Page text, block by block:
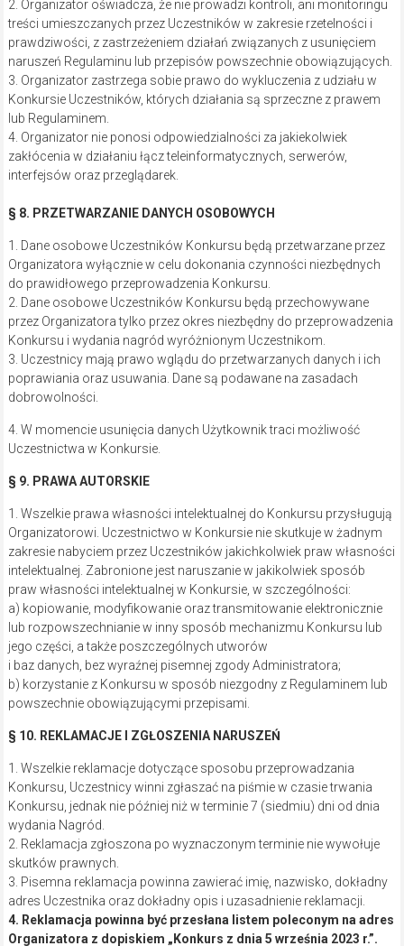
2. Organizator oświadcza, że nie prowadzi kontroli, ani monitoringu
treści umieszczanych przez Uczestników w zakresie rzetelności i
prawdziwości, z zastrzeżeniem działań związanych z usunięciem
naruszeń Regulaminu lub przepisów powszechnie obowiązujących.
3. Organizator zastrzega sobie prawo do wykluczenia z udziału w
Konkursie Uczestników, których działania są sprzeczne z prawem
lub Regulaminem.
4. Organizator nie ponosi odpowiedzialności za jakiekolwiek
zakłócenia w działaniu łącz teleinformatycznych, serwerów,
interfejsów oraz przeglądarek.
§ 8. PRZETWARZANIE DANYCH OSOBOWYCH
1. Dane osobowe Uczestników Konkursu będą przetwarzane przez
Organizatora wyłącznie w celu dokonania czynności niezbędnych
do prawidłowego przeprowadzenia Konkursu.
2. Dane osobowe Uczestników Konkursu będą przechowywane
przez Organizatora tylko przez okres niezbędny do przeprowadzenia
Konkursu i wydania nagród wyróżnionym Uczestnikom.
3. Uczestnicy mają prawo wglądu do przetwarzanych danych i ich
poprawiania oraz usuwania. Dane są podawane na zasadach
dobrowolności.
4. W momencie usunięcia danych Użytkownik traci możliwość
Uczestnictwa w Konkursie.
§ 9. PRAWA AUTORSKIE
1. Wszelkie prawa własności intelektualnej do Konkursu przysługują
Organizatorowi. Uczestnictwo w Konkursie nie skutkuje w żadnym
zakresie nabyciem przez Uczestników jakichkolwiek praw własności
intelektualnej. Zabronione jest naruszanie w jakikolwiek sposób
praw własności intelektualnej w Konkursie, w szczególności:
a) kopiowanie, modyfikowanie oraz transmitowanie elektronicznie
lub rozpowszechnianie w inny sposób mechanizmu Konkursu lub
jego części, a także poszczególnych utworów
i baz danych, bez wyraźnej pisemnej zgody Administratora;
b) korzystanie z Konkursu w sposób niezgodny z Regulaminem lub
powszechnie obowiązującymi przepisami.
§ 10. REKLAMACJE I ZGŁOSZENIA NARUSZEŃ
1. Wszelkie reklamacje dotyczące sposobu przeprowadzania
Konkursu, Uczestnicy winni zgłaszać na piśmie w czasie trwania
Konkursu, jednak nie później niż w terminie 7 (siedmiu) dni od dnia
wydania Nagród.
2. Reklamacja zgłoszona po wyznaczonym terminie nie wywołuje
skutków prawnych.
3. Pisemna reklamacja powinna zawierać imię, nazwisko, dokładny
adres Uczestnika oraz dokładny opis i uzasadnienie reklamacji.
4. Reklamacja powinna być przesłana listem poleconym na adres
Organizatora z dopiskiem „Konkurs z dnia 5 września 2023 r.”.